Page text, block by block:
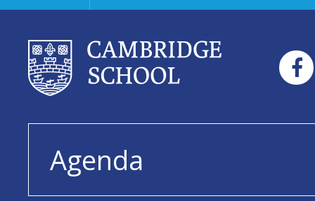
Agenda